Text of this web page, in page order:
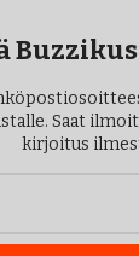
Saat
kirjoitus